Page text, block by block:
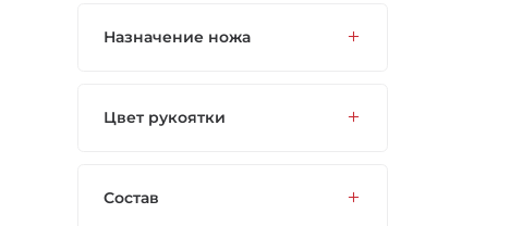
Назначение ножа
Цвет рукоятки
Состав